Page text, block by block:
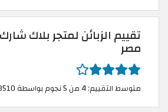
تقييم الزبائن لمتجر بلاك
مصر
متوسط التقييم: 4 من 5 نجوم بواسطة 63510 مستخدم